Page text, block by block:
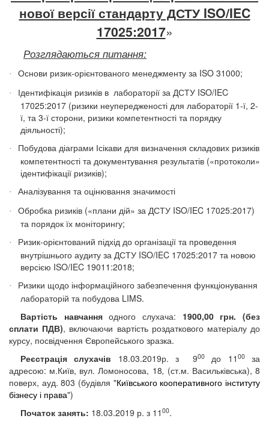
нової версії стандарту ДСТУ ISO/IEC
17025:2017»
Розглядаються питання:
· Основи ризик-орієнтованого менеджменту за ISO 31000;
· Ідентифікація ризиків в лабораторії за ДСТУ ISO/IEC
17025:2017 (ризики неупередженості для лабораторії 1-ї, 2-
ї, та 3-ї сторони, ризики компетентності та порядку
діяльності);
·
Побудова діаграми Ісікави для визначення складових ризиків
компетентності та документування результатів («протоколи»
ідентифікації ризиків);
· Аналізування та оцінювання значимості
·
Обробка ризиків («плани дій» за ДСТУ ISO/IEC 17025:2017)
та порядок їх моніторингу;
·
Ризик-орієнтований підхід до організації та проведення
внутрішнього аудиту за ДСТУ ISO/IEC 17025:2017 та новою
версією ISO/IEC 19011:2018;
·
Ризики щодо інформаційного забезпечення функціонування
лабораторій та побудова LIMS.
Вартість навчанняодного слухача: 1900,00 грн. (без
сплати ПДВ), включаючи вартість роздаткового матеріалу до
курсу, посвідчення Європейського зразка.
Реєстрація слухачів
18.03.2019р. з 900до 1 1 00за
адресою: м.Київ, вул. Ломоносова, 18, (ст.м. Васильківська), 8
поверх, ауд.803 (будівля "Київського кооперативного інституту
бізнесу і права")
Початок занять: 18.03.2019 р. з 11 00.